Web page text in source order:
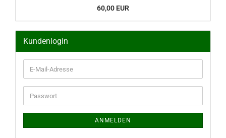
60,00 EUR
Kundenlogin
E-
Mail-
Adresse
Passwort
ANMELDEN